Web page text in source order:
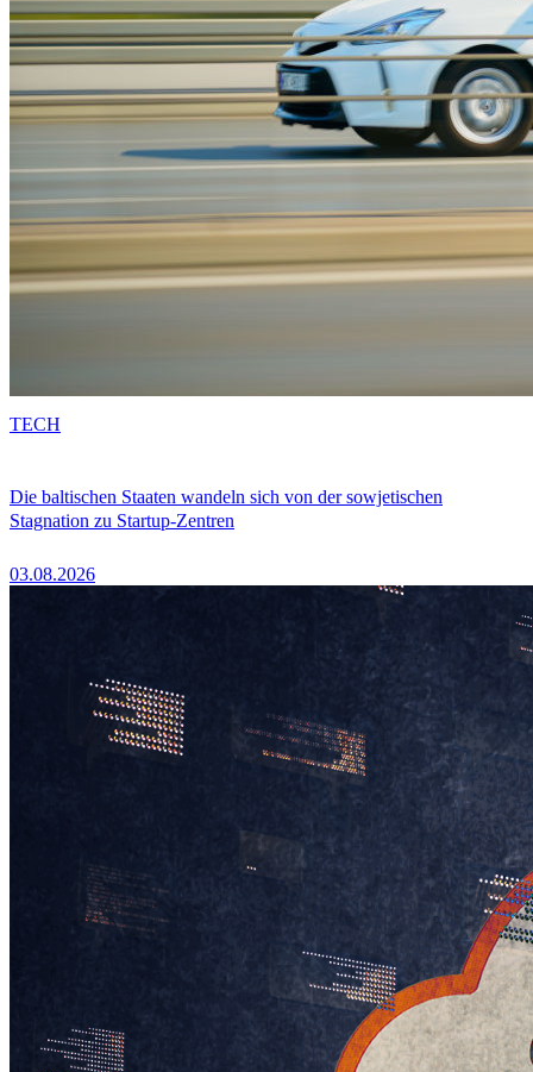
Die baltischen Staaten wandeln sich von der sowjetischen
Stagnation zu Startup-Zentren
03.08.2026
TECH